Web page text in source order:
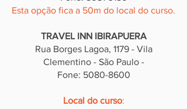
Esta opção fica a 50m do local do curso.
TRAVEL INN IBIRAPUERA
Rua Borges Lagoa, 1179 - Vila
Clementino - São Paulo -
Fone: 5080-8600
Local do curso: